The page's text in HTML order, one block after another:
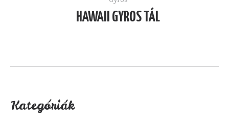
HAWAII GYROS TÁL
Kategóriák